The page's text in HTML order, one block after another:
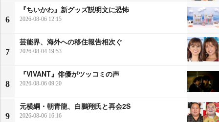
6
『ちいかわ』新グッズ説明文に恐怖
2026-08-06 12:15
7
芸能界、海外への移住報告相次ぐ
2026-08-04 19:53
8
『VIVANT』俳優がツッコミの声
2026-08-06 09:20
9
元横綱・朝青龍、白鵬翔氏と再会2S
2026-08-06 16:16